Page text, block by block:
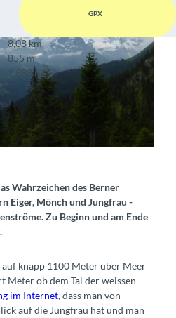
GPX
8,08 km
855 m
1.883 m
Wahrzeichen des Berner
Eiger, Mönch und Jungfrau -
Zu Beginn und am Ende
knapp 1100 Meter über Meer
ob dem Tal der weissen
im Internet, dass man von
auf die Jungfrau hat und man